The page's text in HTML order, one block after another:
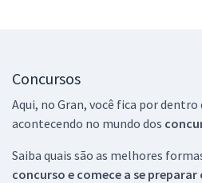
Concursos
Aqui, no Gran, você fica por dentro
acontecendo no mundo dos
Saiba quais são as melhores
concurso e comece a se